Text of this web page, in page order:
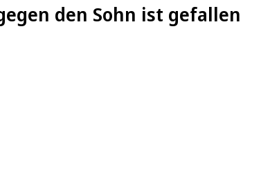
den Sohn ist gefallen